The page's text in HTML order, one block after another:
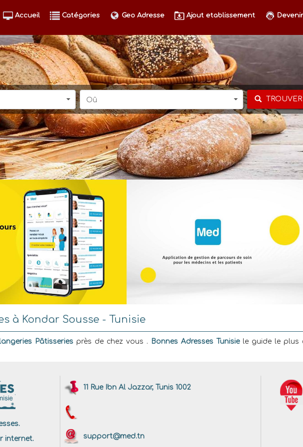
Accueil Catégories Geo Adresse Ajout etablissement
Oû TROUVER
à Kondar Sousse - Tunisie
Pâtisseries près de chez vous . Bonnes Adresses Tunisie le guide le plus
internet.
11 Rue Ibn Al Jazzar, Tunis 1002
support@med.tn